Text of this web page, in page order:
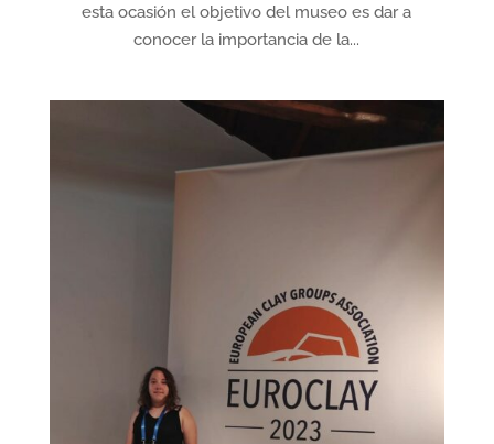
esta ocasión el objetivo del museo es dar a
conocer la importancia de la...